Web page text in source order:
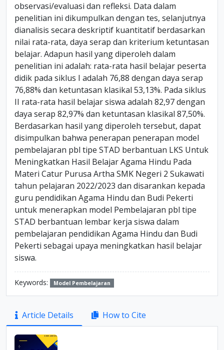
observasi/evaluasi dan refleksi. Data dalam
penelitian ini dikumpulkan dengan tes, selanjutnya
dianalisis secara deskriptif kuantitatif berdasarkan
nilai rata-rata, daya serap dan kriterium ketuntasan
belajar. Adapun hasil yang diperoleh dalam
penelitian ini adalah: rata-rata hasil belajar peserta
didik pada siklus I adalah 76,88 dengan daya serap
76,88% dan ketuntasan klasikal 53,13%. Pada siklus
II rata-rata hasil belajar siswa adalah 82,97 dengan
daya serap 82,97% dan ketuntasan klasikal 87,50%.
Berdasarkan hasil yang diperoleh tersebut, dapat
disimpulkan bahwa penerapan penerapan model
pembelajaran pbl tipe STAD berbantuan LKS Untuk
Meningkatkan Hasil Belajar Agama Hindu Pada
Materi Catur Purusa Artha SMK Negeri 2 Sukawati
tahun pelajaran 2022/2023 dan disarankan kepada
guru pendidikan Agama Hindu dan Budi Pekerti
untuk menerapkan model Pembelajaran pbl tipe
STAD berbantuan lembar kerja siswa dalam
pembelajaran pendidikan Agama Hindu dan Budi
Pekerti sebagai upaya meningkatkan hasil belajar
siswa.
Keywords: Model Pembelajaran
Article
Sidebar
Article Details How to Cite